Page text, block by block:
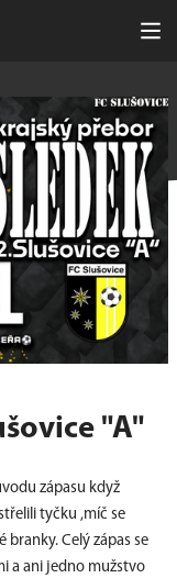
"A"
zápasu když
tyčku ,míč se
Celý zápas se
a ani jedno mužstvo